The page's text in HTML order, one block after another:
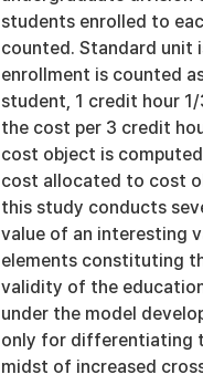
students enrolled to
counted. Standard unit
enrollment is counted
student, 1 credit hour
the cost per 3 credit
cost object is
cost allocated to cost
this study conducts
value of an interesting
elements constituting
validity of the
under the model
only for differentiating
midst of increased